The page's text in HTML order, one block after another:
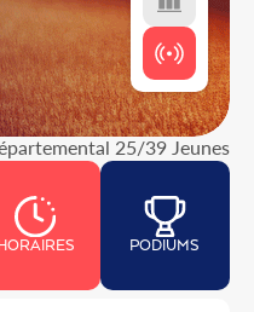
25/39 Jeunes
HORAIRES PODIUMS